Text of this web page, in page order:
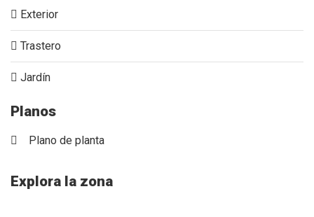
Exterior
Trastero
Jardín
Planos
Plano de planta
Explora la zona